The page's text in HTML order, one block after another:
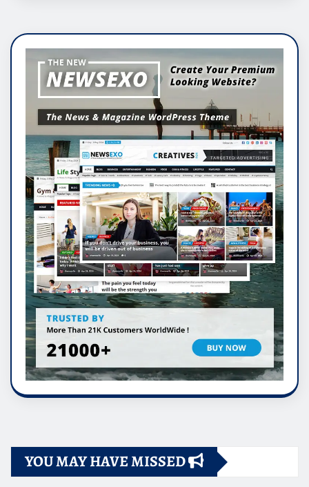
YOU MAY HAVE MISSED